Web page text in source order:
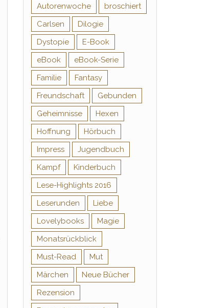
Autorenwoche
broschiert
Carlsen
Dilogie
Dystopie
E-Book
eBook
eBook-Serie
Familie
Fantasy
Freundschaft
Gebunden
Geheimnisse
Hexen
Hoffnung
Hörbuch
Impress
Jugendbuch
Kampf
Kinderbuch
Lese-Highlights 2016
Leserunden
Liebe
Lovelybooks
Magie
Monatsrückblick
Must-Read
Mut
Märchen
Neue Bücher
Rezension